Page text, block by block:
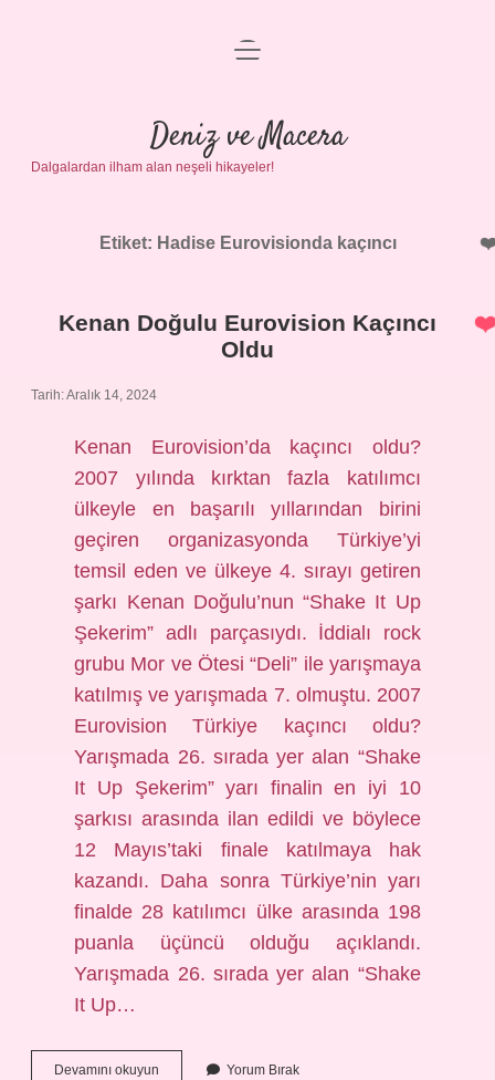
Anasayfa
Gizlilik Politikası
Yasal Uyarı
menüyü
Deniz ve Macera
Dalgalardan ilham alan neşeli hikayeler!
Etiket: Hadise Eurovisionda kaçıncı
Kenan Doğulu Eurovision Kaçıncı
Oldu
Tarih: Aralık 14, 2024
Kenan Eurovision’da kaçıncı oldu?
2007 yılında kırktan fazla katılımcı
ülkeyle en başarılı yıllarından birini
geçiren organizasyonda Türkiye’yi
temsil eden ve ülkeye 4. sırayı getiren
şarkı Kenan Doğulu’nun “Shake It Up
Şekerim” adlı parçasıydı. İddialı rock
grubu Mor ve Ötesi “Deli” ile yarışmaya
katılmış ve yarışmada 7. olmuştu. 2007
Eurovision Türkiye kaçıncı oldu?
Yarışmada 26. sırada yer alan “Shake
It Up Şekerim” yarı finalin en iyi 10
şarkısı arasında ilan edildi ve böylece
12 Mayıs’taki finale katılmaya hak
kazandı. Daha sonra Türkiye’nin yarı
finalde 28 katılımcı ülke arasında 198
puanla üçüncü olduğu açıklandı.
Yarışmada 26. sırada yer alan “Shake
It Up…
Devamını okuyun Yorum Bırak